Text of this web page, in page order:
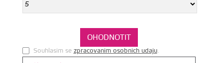
Souhlasim se zpracovanim osobnich udaju.